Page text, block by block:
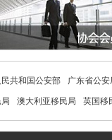
共和国公安部 广东省公
澳大利亚移民局 英国移